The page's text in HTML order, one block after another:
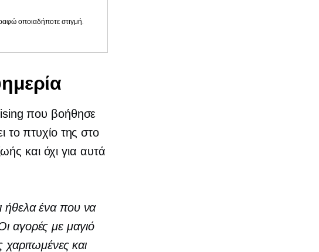
οποιαδήποτε στιγμή.
που βοήθησε
το πτυχίο της στο
και όχι για αυτά
ήθελα ένα που να
αγορές με μαγιό
χαριτωμένες και